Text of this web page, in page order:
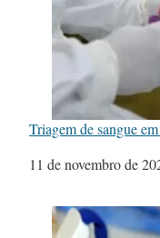
Triagem de sangue
Data
11 de novembro de